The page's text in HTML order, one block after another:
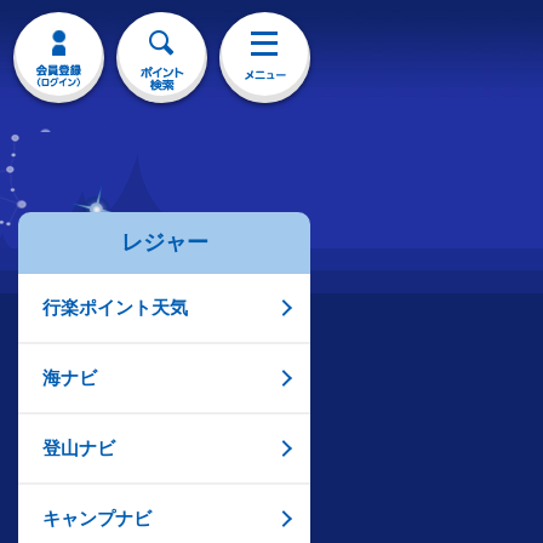
レジャー
行楽ポイント天気
海ナビ
登山ナビ
キャンプナビ